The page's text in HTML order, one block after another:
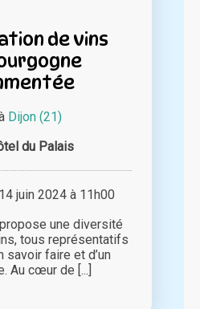
de vins
Dijon (21)
du Palais
juin 2024 à 11h00
une diversité
tous représentatifs
savoir faire et d’un
Au cœur de [...]